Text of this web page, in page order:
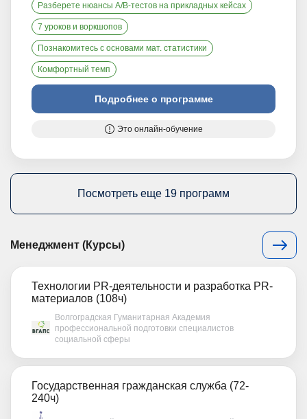
Разберете нюансы A/B-тестов на прикладных кейсах
7 уроков и воркшопов
Познакомитесь с основами мат. статистики
Комфортный темп
Подробнее о программе
Это онлайн-обучение
Посмотреть еще 19 программ
Менеджмент (Курсы)
Технологии PR-деятельности и разработка PR-
материалов (108ч)
Волгоградская Гуманитарная Академия
профессиональной подготовки специалистов
социальной сферы
Государственная гражданская служба (72-
240ч)